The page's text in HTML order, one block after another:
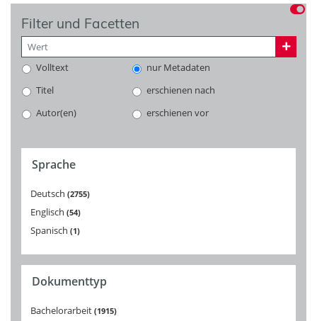
Filter und Facetten
Volltext
nur Metadaten
Titel
erschienen nach
Autor(en)
erschienen vor
Sprache
Deutsch 2755
Englisch 54
Spanisch 1
Dokumenttyp
Bachelorarbeit 1915